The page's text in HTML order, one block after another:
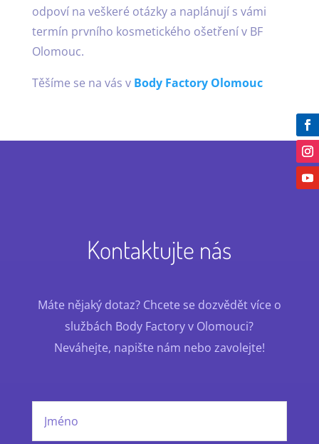
odpoví na veškeré otázky a naplánují s vámi
termín prvního kosmetického ošetření v BF
Olomouc.
Těšíme se na vás v Body Factory Olomouc
Kontaktujte nás
Máte nějaký dotaz? Chcete se dozvědět více o
službách Body Factory v Olomouci?
Neváhejte, napište nám nebo zavolejte!